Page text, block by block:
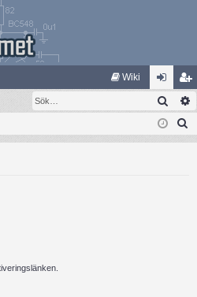
Wiki
og
ga
li
m
Sök